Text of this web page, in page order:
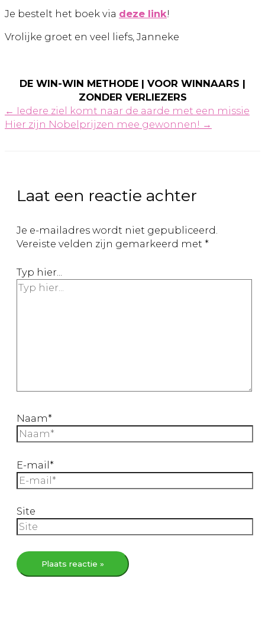
Je bestelt het boek via deze link!
Vrolijke groet en veel liefs, Janneke
DE WIN-WIN METHODE | VOOR WINNAARS |
ZONDER VERLIEZERS
← Iedere ziel komt naar de aarde met een missie
Hier zijn Nobelprijzen mee gewonnen! →
Laat een reactie achter
Je e-mailadres wordt niet gepubliceerd.
Vereiste velden zijn gemarkeerd met *
Typ hier...
Naam*
E-mail*
Site